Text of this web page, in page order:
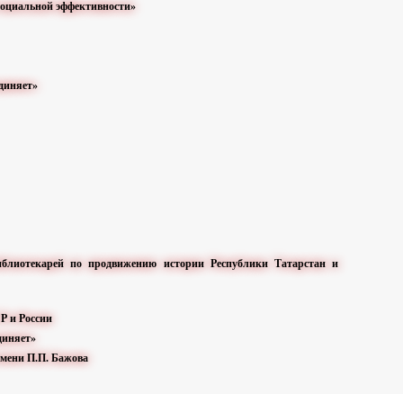
эффективности»
по продвижению истории Республики Татарстан и
и России
П.П. Бажова